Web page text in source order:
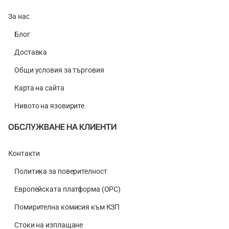
За нас
Блог
Доставка
Общи условия за търговия
Карта на сайта
Нивото на язовирите
ОБСЛУЖВАНЕ НА КЛИЕНТИ
Контакти
Политика за поверителност
Европейската платформа (ОРС)
Помирителна комисия към КЗП
Стоки на изплащане